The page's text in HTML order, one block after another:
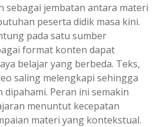
sebagai jembatan antara materi
peserta didik masa kini.
pada satu sumber
format konten dapat
belajar yang berbeda. Teks,
saling melengkapi sehingga
Peran ini semakin
menuntut kecepatan
materi yang kontekstual.